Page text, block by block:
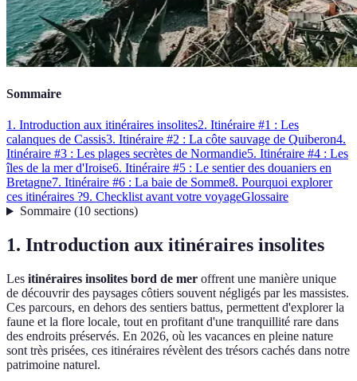
Sommaire
1. Introduction aux itinéraires insolites2. Itinéraire #1 : Les
calanques de Cassis3. Itinéraire #2 : La côte sauvage de Quiberon4.
Itinéraire #3 : Les plages secrètes de Normandie5. Itinéraire #4 : Les
îles de la mer d'Iroise6. Itinéraire #5 : Le sentier des douaniers en
Bretagne7. Itinéraire #6 : La baie de Somme8. Pourquoi explorer
ces itinéraires ?9. Checklist avant votre voyageGlossaire
Sommaire(10 sections)
1. Introduction aux itinéraires insolites
Les itinéraires insolites bord de mer offrent une manière unique
de découvrir des paysages côtiers souvent négligés par les massistes.
Ces parcours, en dehors des sentiers battus, permettent d'explorer la
faune et la flore locale, tout en profitant d'une tranquillité rare dans
des endroits préservés. En 2026, où les vacances en pleine nature
sont très prisées, ces itinéraires révèlent des trésors cachés dans notre
patrimoine naturel.